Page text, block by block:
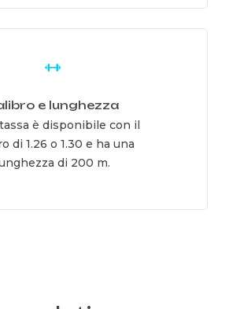
e lunghezza
è disponibile con il
di 1.26 o 1.30 e ha una
di 200 m.